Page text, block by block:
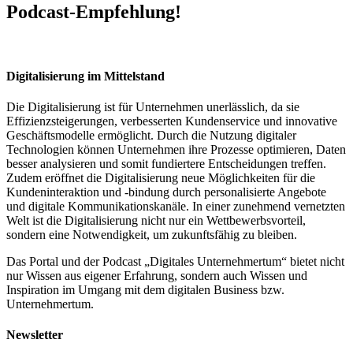
Podcast-Empfehlung!
Digitalisierung im Mittelstand
Die Digitalisierung ist für Unternehmen unerlässlich, da sie
Effizienzsteigerungen, verbesserten Kundenservice und innovative
Geschäftsmodelle ermöglicht. Durch die Nutzung digitaler
Technologien können Unternehmen ihre Prozesse optimieren, Daten
besser analysieren und somit fundiertere Entscheidungen treffen.
Zudem eröffnet die Digitalisierung neue Möglichkeiten für die
Kundeninteraktion und -bindung durch personalisierte Angebote
und digitale Kommunikationskanäle. In einer zunehmend vernetzten
Welt ist die Digitalisierung nicht nur ein Wettbewerbsvorteil,
sondern eine Notwendigkeit, um zukunftsfähig zu bleiben.
Das Portal und der Podcast „Digitales Unternehmertum“ bietet nicht
nur Wissen aus eigener Erfahrung, sondern auch Wissen und
Inspiration im Umgang mit dem digitalen Business bzw.
Unternehmertum.
Newsletter